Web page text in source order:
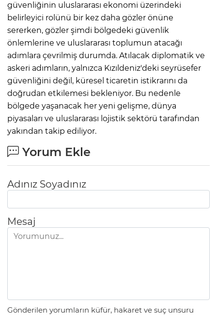
güvenliğinin uluslararası ekonomi üzerindeki
belirleyici rolünü bir kez daha gözler önüne
sererken, gözler şimdi bölgedeki güvenlik
önlemlerine ve uluslararası toplumun atacağı
adımlara çevrilmiş durumda. Atılacak diplomatik ve
askeri adımların, yalnızca Kızıldeniz'deki seyrüsefer
güvenliğini değil, küresel ticaretin istikrarını da
doğrudan etkilemesi bekleniyor. Bu nedenle
bölgede yaşanacak her yeni gelişme, dünya
piyasaları ve uluslararası lojistik sektörü tarafından
yakından takip ediliyor.
Yorum Ekle
Adınız Soyadınız
Mesaj
Gönderilen yorumların küfür, hakaret ve suç unsuru